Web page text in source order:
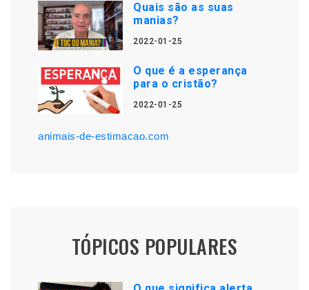
Quais são as suas
manias?
2022-01-25
O que é a esperança
para o cristão?
2022-01-25
animais-de-estimacao.com
TÓPICOS POPULARES